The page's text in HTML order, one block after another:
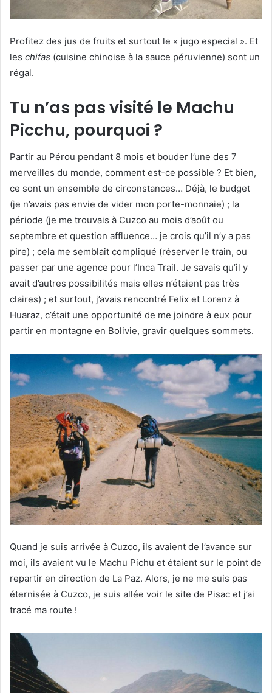
Profitez des jus de fruits et surtout le « jugo especial ». Et
les chifas (cuisine chinoise à la sauce péruvienne) sont un
régal.
Tu n’as pas visité le Machu
Picchu, pourquoi ?
Partir au Pérou pendant 8 mois et bouder l’une des 7
merveilles du monde, comment est-ce possible ? Et bien,
ce sont un ensemble de circonstances… Déjà, le budget
(je n’avais pas envie de vider mon porte-monnaie) ; la
période (je me trouvais à Cuzco au mois d’août ou
septembre et question affluence… je crois qu’il n’y a pas
pire) ; cela me semblait compliqué (réserver le train, ou
passer par une agence pour l’Inca Trail. Je savais qu’il y
avait d’autres possibilités mais elles n’étaient pas très
claires) ; et surtout, j’avais rencontré Felix et Lorenz à
Huaraz, c’était une opportunité de me joindre à eux pour
partir en montagne en Bolivie, gravir quelques sommets.
Quand je suis arrivée à Cuzco, ils avaient de l’avance sur
moi, ils avaient vu le Machu Pichu et étaient sur le point de
repartir en direction de La Paz. Alors, je ne me suis pas
éternisée à Cuzco, je suis allée voir le site de Pisac et j’ai
tracé ma route !